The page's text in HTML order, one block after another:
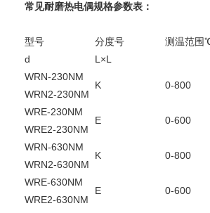
常见耐磨热电偶规格参数表：
型号 分度号 测温范围
d
L×L
WRN-230NM
WRN2-230NM
K 0-800
WRE-230NM
WRE2-230NM
E 0-600
WRN-630NM
WRN2-630NM
K 0-800
WRE-630NM
WRE2-630NM
E 0-600